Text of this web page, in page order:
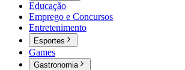
Educação
Emprego e Concursos
Entretenimento
Esportes
Games
Gastronomia